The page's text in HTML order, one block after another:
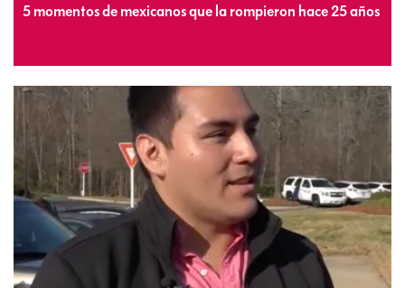
5 momentos de mexicanos que la rompieron hace 25 años